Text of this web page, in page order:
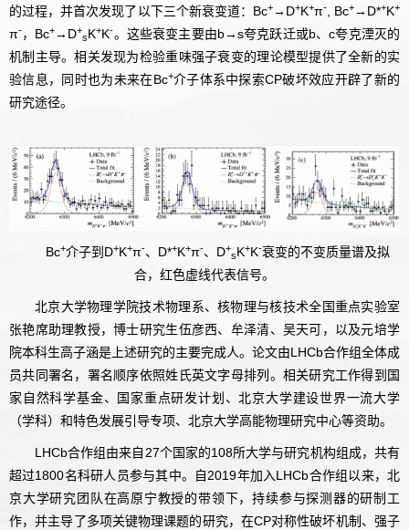
的过程，并首次发现了以下三个新衰变道：Bc+→D+K+π-, Bc+→D*+K+
π-，Bc+→D+
sK+K-。这些衰变主要由b→s夸克跃迁或b、c夸克湮灭的
机制主导。相关发现为检验重味强子衰变的理论模型提供了全新的实
验信息，同时也为未来在Bc+介子体系中探索CP破坏效应开辟了新的
研究途径。
Bc+介子到D+K+π-、D*+K+π-、D+
sK+K-衰变的不变质量谱及拟
合，红色虚线代表信号。
北京大学物理学院技术物理系、核物理与核技术全国重点实验室
张艳席助理教授，博士研究生伍彦西、牟泽清、吴天可，以及元培学
院本科生高子涵是上述研究的主要完成人。论文由LHCb合作组全体成
员共同署名，署名顺序依照姓氏英文字母排列。相关研究工作得到国
家自然科学基金、国家重点研发计划、北京大学建设世界一流大学
（学科）和特色发展引导专项、北京大学高能物理研究中心等资助。
LHCb合作组由来自27个国家的108所大学与研究机构组成，共有
超过1800名科研人员参与其中。自2019年加入LHCb合作组以来，北
京大学研究团队在高原宁教授的带领下，持续参与探测器的研制工
作，并主导了多项关键物理课题的研究，在CP对称性破坏机制、强子